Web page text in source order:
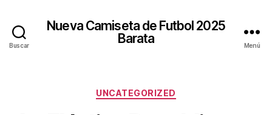
Buscar
Nueva Camiseta de Futbol 2025
Barata
Menú
Categorías
UNCATEGORIZED